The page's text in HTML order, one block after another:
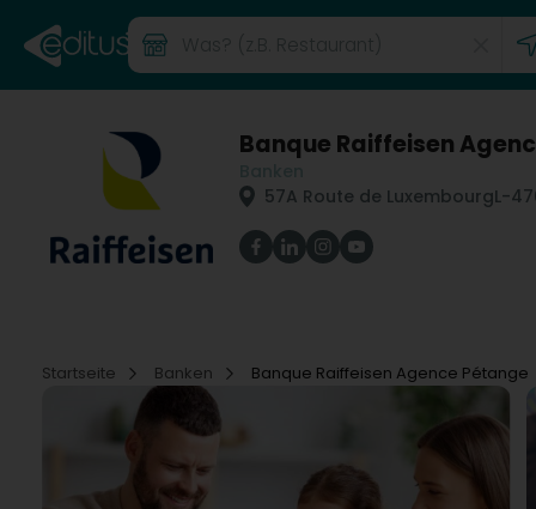
Banque Raiffeisen
57A Route de LuxembourgL-
Startseite Banken Banque Raiffeisen Agence Pétange